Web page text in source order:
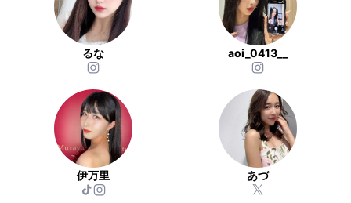
るな aoi_0413__
伊万里 あづ